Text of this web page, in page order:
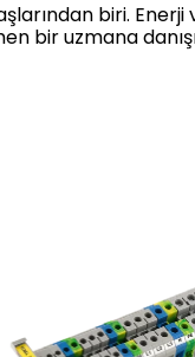
biri.
bir uzmana